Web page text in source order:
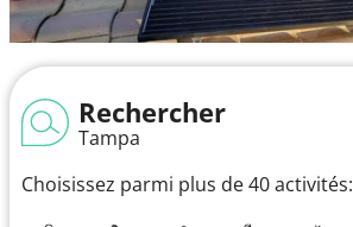
Rechercher
Tampa
Choisissez parmi plus de 40 activités: